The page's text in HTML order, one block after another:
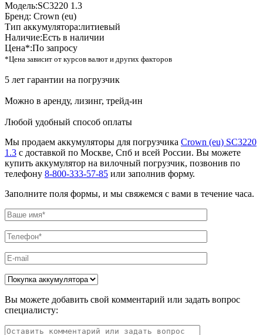
Модель:SC3220 1.3
Бренд: Crown (eu)
Тип аккумулятора:литиевый
Наличие:Есть в наличии
Цена*:По запросу
*Цена зависит от курсов валют и других факторов
5 лет гарантии на погрузчик
Можно в аренду, лизинг, трейд-ин
Любой удобный способ оплаты
Мы продаем аккумуляторы для погрузчика Crown (eu) SC3220
1.3 с доставкой по Москве, Спб и всей России. Вы можете
купить аккумулятор на вилочный погрузчик, позвонив по
телефону 8-800-333-57-85 или заполнив форму.
Заполните поля формы, и мы свяжемся с вами в течение часа.
Вы можете добавить свой комментарий или задать вопрос
специалисту: